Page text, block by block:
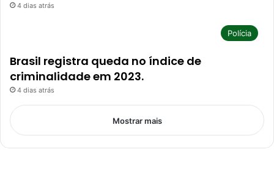
4 dias atrás
Polícia
Brasil registra queda no índice de
criminalidade em 2023.
4 dias atrás
Mostrar mais